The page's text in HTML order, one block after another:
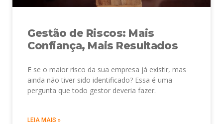
Gestão de Riscos: Mais
Confiança, Mais Resultados
E se o maior risco da sua empresa já existir, mas
ainda não tiver sido identificado? Essa é uma
pergunta que todo gestor deveria fazer.
LEIA MAIS »